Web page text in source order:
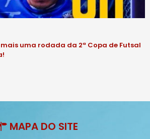
uma rodada da 2ª Copa de Futsal
MAPA DO SITE